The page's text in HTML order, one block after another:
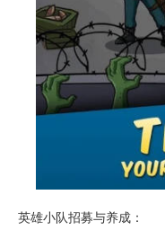
英雄小队招募与养成：